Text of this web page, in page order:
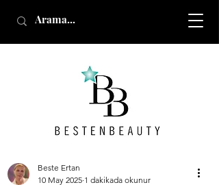
Beste Ertan
10 May 2025 1 dakikada okunur